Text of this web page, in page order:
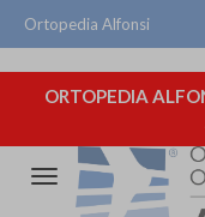
Ortopedia Alfonsi
ORTOPEDIA
Attiva/disattiva